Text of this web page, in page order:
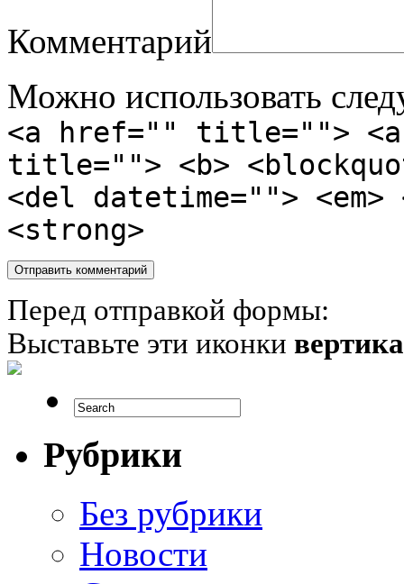
Комментарий
Можно использовать
<a href="" title="">
title=""> <b>
<del datetime="">
<strong>
Перед отправкой формы:
Выставьте эти иконки
Рубрики
Без рубрики
Новости